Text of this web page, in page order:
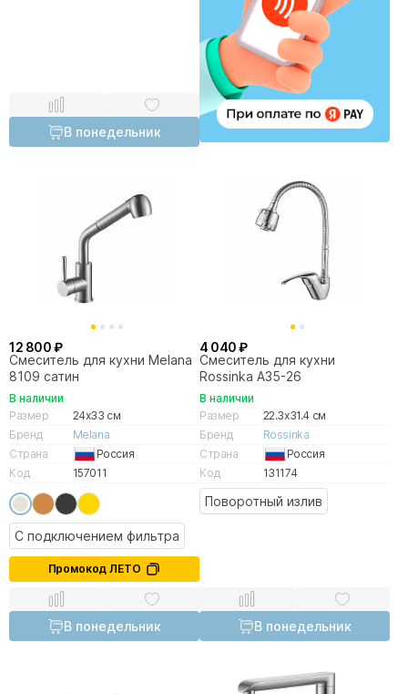
В понедельник
12 800 ₽
Смеситель для кухни Melana
8109 сатин
В наличии
Размер
24x33 см
Бренд
Melana
Страна
Россия
Код
157011
С подключением фильтра
Промокод ЛЕТО
В понедельник
4 040 ₽
Смеситель для кухни
Rossinka A35-26
В наличии
Размер
22.3x31.4 см
Бренд
Rossinka
Страна
Россия
Код
131174
Поворотный излив
В понедельник